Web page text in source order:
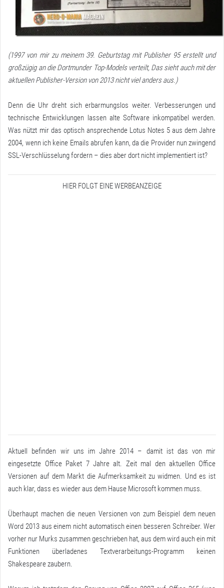
(1997 von mir zu meinem 39. Geburtstag mit Publisher 95 erstellt und
großzügig an die Dortmunder Top-Models verteilt, Das sieht auch mit der
aktuellen Publisher-Version von 2013 nicht viel anders aus.)
Denn die Uhr dreht sich erbarmungslos weiter. Verbesserungen und
technische Entwicklungen lassen alte Software inkompatibel werden.
Was nützt mir das optisch ansprechende Lotus Notes 5 aus dem Jahre
2004, wenn ich keine Emails abrufen kann, da die Provider nun zwingend
SSL-Verschlüsselung fordern – dies aber dort nicht implementiert ist?
HIER FOLGT EINE WERBEANZEIGE
Aktuell befinden wir uns im Jahre 2014 – damit ist das von mir
eingesetzte Office Paket 7 Jahre alt. Zeit mal den aktuellen Office
Versionen auf dem Markt die Aufmerksamkeit zu widmen. Und es ist
auch klar, dass es wieder aus dem Hause Microsoft kommen muss.
Überhaupt machen die neuen Versionen von zum Beispiel dem neuen
Word 2013 aus einem nicht automatisch einen besseren Schreiber. Wer
vorher nur Murks zusammen geschrieben hat, aus dem wird auch ein mit
Funktionen überladenes Textverarbeitungs-Programm keinen
Shakespeare zaubern.